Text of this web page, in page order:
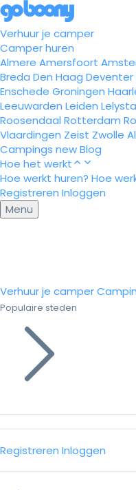
Verhuur je camper
Camper huren
Almere Amersfoort
Breda Den Haag Deventer
Enschede Groningen
Leeuwarden Leiden
Roosendaal Rotterdam
Vlaardingen Zeist Zwolle
Campings newBlog
Hoe het werkt
Hoe werkt huren? Hoe
Registreren Inloggen
Menu
Verhuur je camper
Populaire steden
Registreren Inloggen